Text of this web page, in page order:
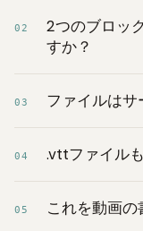
02
2つのブロッ
すか？
03 ファイルはサ
04 .vttファイル
05 これを動画